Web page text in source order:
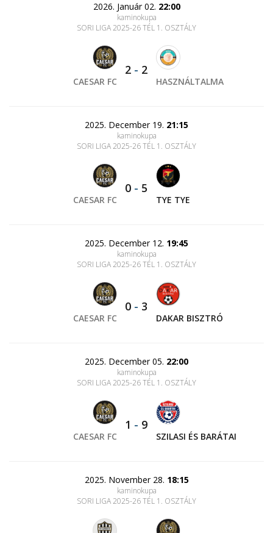
2026. Január 02. 22:00
kaminokupa
SORI LIGA 2025-26 TÉL 1. OSZTÁLY
CAESAR FC
2 - 2
HASZNÁLTALMA
2025. December 19. 21:15
kaminokupa
SORI LIGA 2025-26 TÉL 1. OSZTÁLY
CAESAR FC
0 - 5
TYE TYE
2025. December 12. 19:45
kaminokupa
SORI LIGA 2025-26 TÉL 1. OSZTÁLY
CAESAR FC
0 - 3
DAKAR BISZTRÓ
2025. December 05. 22:00
kaminokupa
SORI LIGA 2025-26 TÉL 1. OSZTÁLY
CAESAR FC
1 - 9
SZILASI ÉS BARÁTAI
2025. November 28. 18:15
kaminokupa
SORI LIGA 2025-26 TÉL 1. OSZTÁLY